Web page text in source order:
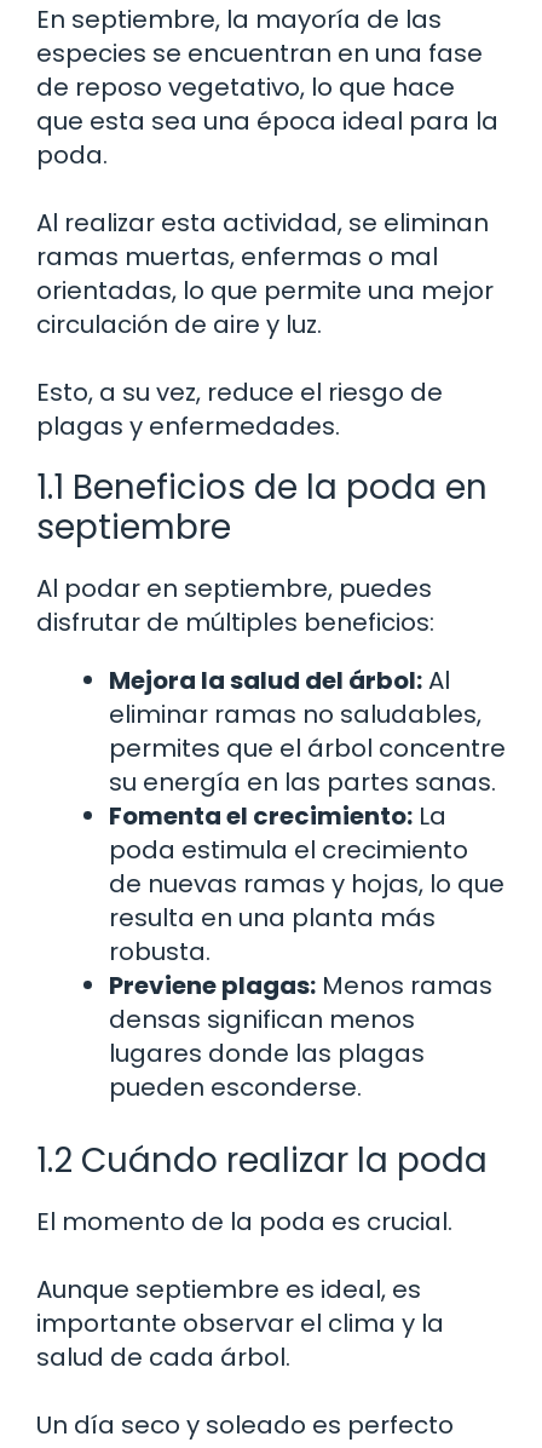
En septiembre, la mayoría de las
especies se encuentran en una fase
de reposo vegetativo, lo que hace
que esta sea una época ideal para la
poda.
Al realizar esta actividad, se eliminan
ramas muertas, enfermas o mal
orientadas, lo que permite una mejor
circulación de aire y luz.
Esto, a su vez, reduce el riesgo de
plagas y enfermedades.
1.1 Beneficios de la poda en
septiembre
Al podar en septiembre, puedes
disfrutar de múltiples beneficios:
Mejora la salud del árbol:Al
eliminar ramas no saludables,
permites que el árbol concentre
su energía en las partes sanas.
Fomenta el crecimiento: La
poda estimula el crecimiento
de nuevas ramas y hojas, lo que
resulta en una planta más
robusta.
Previene plagas: Menos ramas
densas significan menos
lugares donde las plagas
pueden esconderse.
1.2 Cuándo realizar la poda
El momento de la poda es crucial.
Aunque septiembre es ideal, es
importante observar el clima y la
salud de cada árbol.
Un día seco y soleado es perfecto